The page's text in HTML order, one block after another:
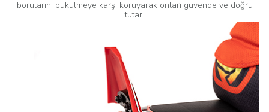
borularını bükülmeye karşı koruyarak onları güvende ve doğru
tutar.